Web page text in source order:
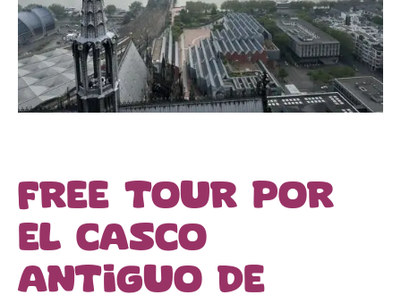
Free tour por
el casco
antiguo de